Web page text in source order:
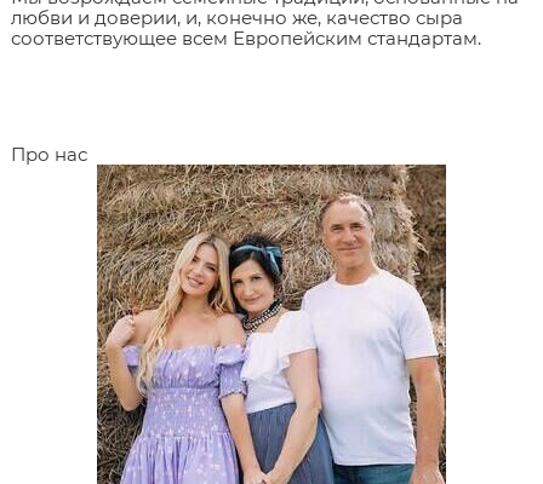
любви и доверии, и, конечно же, качество сыра
соответствующее всем Европейским стандартам.
Про нас